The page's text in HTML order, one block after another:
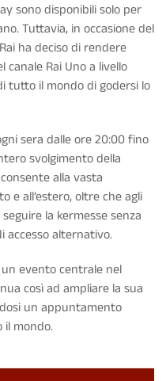
sono disponibili solo per
Tuttavia, in occasione del
ha deciso di rendere
Rai Uno a livello
tutto il mondo di godersi lo
sera dalle ore 20:00 fino
svolgimento della
alla vasta
e all’estero, oltre che agli
la kermesse senza
accesso alternativo.
evento centrale nel
così ad ampliare la sua
un appuntamento
mondo.